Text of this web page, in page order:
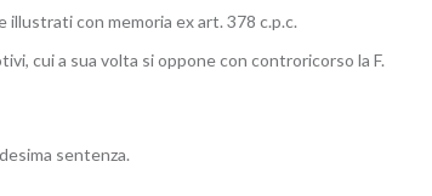
con memoria ex art. 378 c.p.c.
cui a sua volta si oppone con controricorso la F.
sentenza.